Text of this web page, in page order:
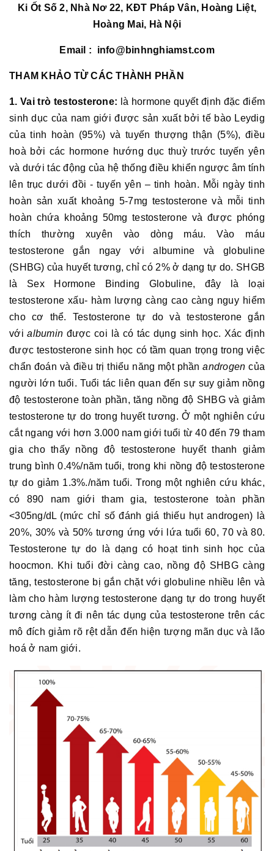
Ki Ốt Số 2, Nhà Nơ 22, KĐT Pháp Vân, Hoàng Liệt,
Hoàng Mai, Hà Nội
Email : info@binhnghiamst.com
THAM KHẢO TỪ CÁC THÀNH PHẦN
1. Vai trò testosterone: là hormone quyết định đặc điểm
sinh dục của nam giới được sản xuất bởi tế bào Leydig
của tinh hoàn (95%) và tuyến thượng thận (5%), điều
hoà bởi các hormone hướng dục thuỳ trước tuyến yên
và dưới tác động của hệ thống điều khiển ngược âm tính
lên trục dưới đồi - tuyến yên – tinh hoàn. Mỗi ngày tinh
hoàn sản xuất khoảng 5-7mg testosterone và mỗi tinh
hoàn chứa khoảng 50mg testosterone và được phóng
thích thường xuyên vào dòng máu. Vào máu
testosterone gắn ngay với albumine và globuline
(SHBG) của huyết tương, chỉ có 2% ở dạng tự do. SHGB
là Sex Hormone Binding Globuline, đây là loại
testosterone xấu- hàm lượng càng cao càng nguy hiểm
cho cơ thể. Testosterone tự do và testosterone gắn
vớialbumin được coi là có tác dụng sinh học. Xác định
được testosterone sinh học có tầm quan trọng trong việc
chẩn đoán và điều trị thiểu năng một phầnandrogen của
người lớn tuổi. Tuổi tác liên quan đến sự suy giảm nồng
độ testosterone toàn phần, tăng nồng độ SHBG và giảm
testosterone tự do trong huyết tương. Ở một nghiên cứu
cắt ngang với hơn 3.000 nam giới tuổi từ 40 đến 79 tham
gia cho thấy nồng độ testosterone huyết thanh giảm
trung bình 0.4%/năm tuổi, trong khi nồng độ testosterone
tự do giảm 1.3%./năm tuổi. Trong một nghiên cứu khác,
có 890 nam giới tham gia, testosterone toàn phần
<305ng/dL (mức chỉ số đánh giá thiếu hụt androgen) là
20%, 30% và 50% tương ứng với lứa tuổi 60, 70 và 80.
Testosterone tự do là dạng có hoạt tinh sinh học của
hoocmon. Khi tuổi đời càng cao, nồng độ SHBG càng
tăng, testosterone bị gắn chặt với globuline nhiều lên và
làm cho hàm lượng testosterone dạng tự do trong huyết
tương càng ít đi nên tác dụng của testosterone trên các
mô đích giảm rõ rệt dẫn đến hiện tượng mãn dục và lão
hoá ở nam giới.